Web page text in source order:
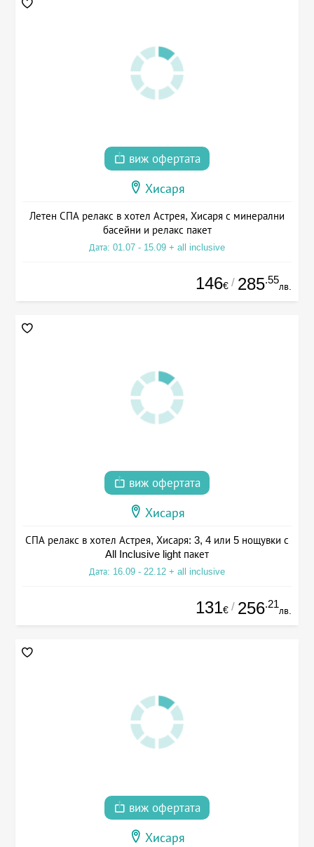
виж офертата
Хисаря
Летен СПА релакс в хотел Астрея, Хисаря с минерални
басейни и релакс пакет
Дата: 01.07 - 15.09 + all inclusive
146€ / 285.55
лв.
виж офертата
Хисаря
СПА релакс в хотел Астрея, Хисаря: 3, 4 или 5 нощувки с
All Inclusive light пакет
Дата: 16.09 - 22.12 + all inclusive
131€ / 256.21
лв.
виж офертата
Хисаря